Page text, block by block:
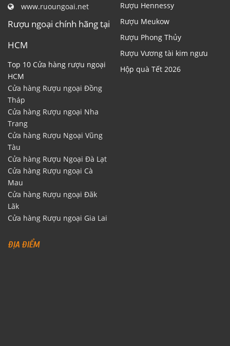
www.ruoungoai.net
Rượu ngoại chính hãng tại
HCM
Top 10 Cửa hàng rượu ngoại
HCM
Cửa hàng Rượu ngoại Đồng
Tháp
Cửa hàng Rượu ngoại Nha
Trang
Cửa hàng Rượu Ngoại Vũng
Tàu
Cửa hàng Rượu Ngoại Đà Lạt
Cửa hàng Rượu ngoại Cà
Mau
Cửa hàng Rượu ngoại Đăk
Lăk
Cửa hàng Rượu ngoại Gia Lai
Rượu Hennessy
Rượu Meukow
Rượu Phong Thủy
Rượu Vương tài kim ngưu
Hộp quà Tết 2026
ĐỊA ĐIỂM